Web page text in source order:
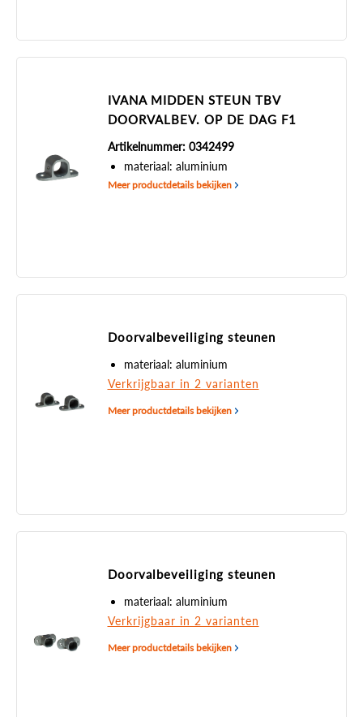
IVANA MIDDEN STEUN TBV
DOORVALBEV. OP DE DAG F1
Artikelnummer: 0342499
materiaal: aluminium
Meer productdetails bekijken
Doorvalbeveiliging steunen
materiaal: aluminium
Verkrijgbaar in 2 varianten
Meer productdetails bekijken
Doorvalbeveiliging steunen
materiaal: aluminium
Verkrijgbaar in 2 varianten
Meer productdetails bekijken